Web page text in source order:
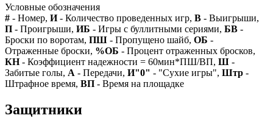
Условные обозначения
# - Номер, И- Количество проведенных игр, В - Выигрыши,
П - Проигрыши, ИБ - Игры с буллитными сериями, БВ -
Броски по воротам, ПШ - Пропущено шайб, ОБ -
Отраженные броски, %ОБ - Процент отраженных бросков,
КН- Коэффициент надежности = 60мин*ПШ/ВП, Ш -
Забитые голы, А - Передачи, И"0" - "Сухие игры", Штр -
Штрафное время, ВП - Время на площадке
Защитники